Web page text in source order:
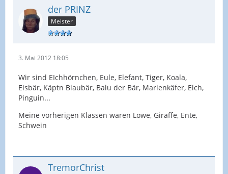
der PRINZ
Meister
3. Mai 2012 18:05
Wir sind EIchhörnchen, Eule, Elefant, Tiger, Koala,
Eisbär, Käptn Blaubär, Balu der Bär, Marienkäfer, Elch,
Pinguin...
Meine vorherigen Klassen waren Löwe, Giraffe, Ente,
Schwein
TremorChrist